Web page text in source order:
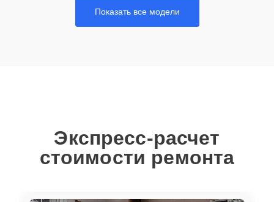
Показать все модели
Экспресс-расчет
стоимости ремонта